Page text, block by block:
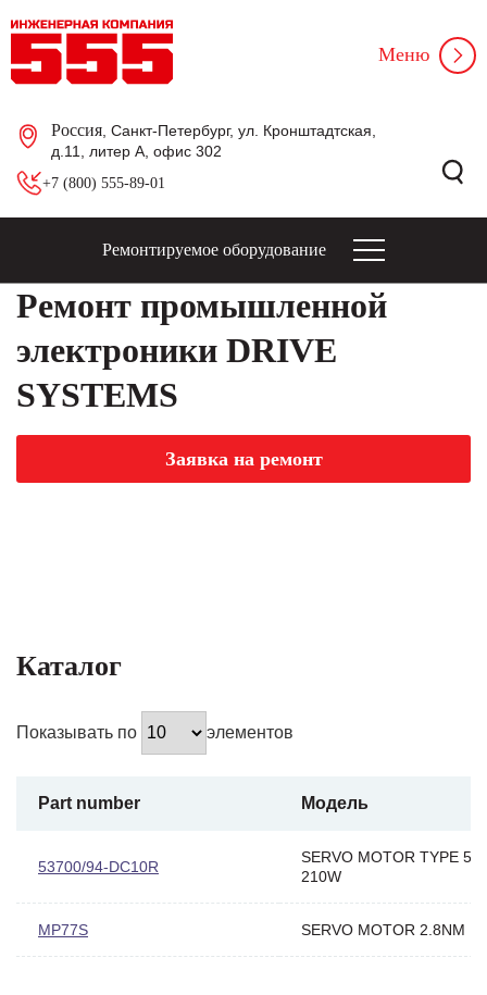
Россия , Санкт-Петербург, ул. Кронштадтская,
д.11, литер А, офис 302
+7 (800) 555-89-01
Меню
Ремонтируемое оборудование
Ремонт промышленной
электроники DRIVE
SYSTEMS
Заявка на ремонт
Каталог
Показывать по элементов
Part number Модель
53700/94-DC10R
SERVO MOTOR TYPE
210W
MP77S SERVO MOTOR 2.8NM